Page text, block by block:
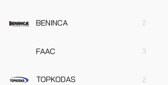
BENINCA 2
FAAC 3
TOPKODAS 2